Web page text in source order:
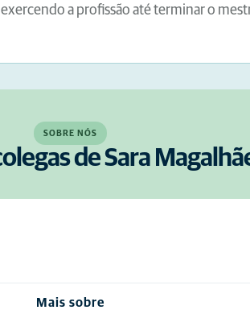
a profissão até terminar o
SOBRE NÓS
de Sara
Mais sobre